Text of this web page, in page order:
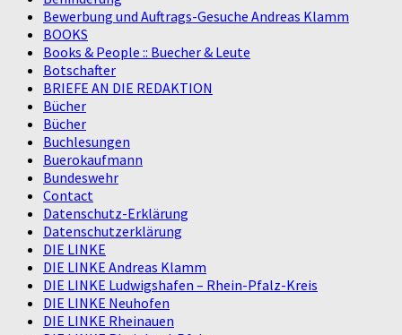
Bewerbung und Auftrags-Gesuche Andreas Klamm
BOOKS
Books & People :: Buecher & Leute
Botschafter
BRIEFE AN DIE REDAKTION
Bücher
Bücher
Buchlesungen
Buerokaufmann
Bundeswehr
Contact
Datenschutz-Erklärung
Datenschutzerklärung
DIE LINKE
DIE LINKE Andreas Klamm
DIE LINKE Ludwigshafen – Rhein-Pfalz-Kreis
DIE LINKE Neuhofen
DIE LINKE Rheinauen